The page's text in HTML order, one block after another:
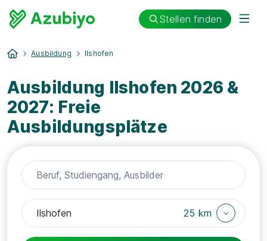
Stellen finden
Ausbildung Ilshofen
Ausbildung Ilshofen 2026 &
2027: Freie
Ausbildungsplätze
25 km